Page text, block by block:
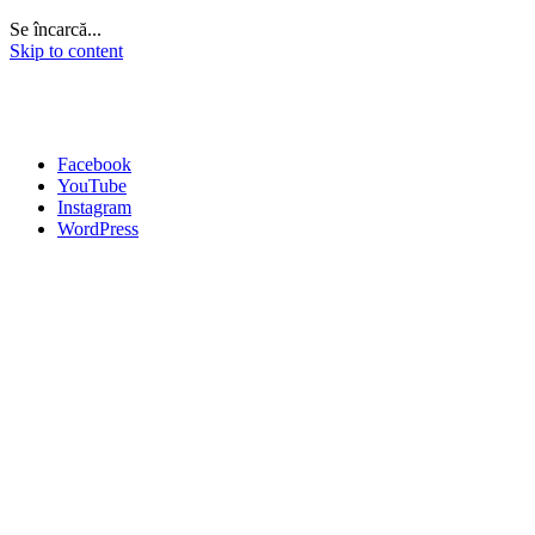
Se încarcă...
Skip to content
Facebook
YouTube
Instagram
WordPress